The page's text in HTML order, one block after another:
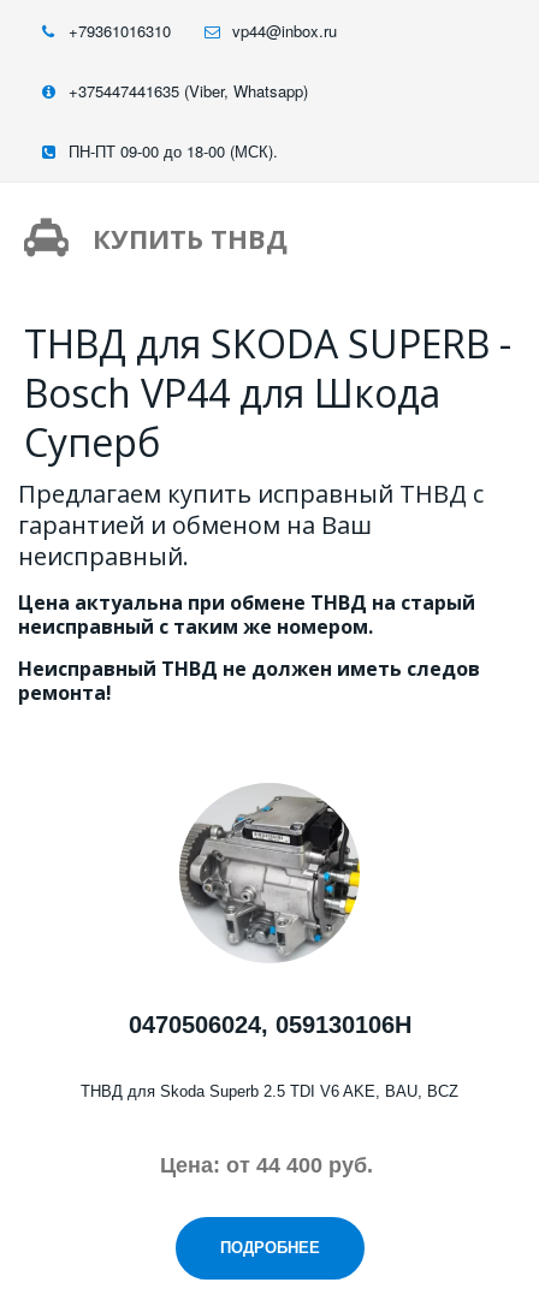
+79361016310 vp44@inbox.ru
+375447441635 (Viber, Whatsapp)
ПН-ПТ 09-00 до 18-00 (МСК).
КУПИТЬ ТНВД
ТНВД для SKODA SUPERB -
Bosch VP44 для Шкода
Суперб
Предлагаем купить исправный ТНВД с
гарантией и обменом на Ваш
неисправный.
Цена актуальна при обмене ТНВД на старый
неисправный с таким же номером.
Неисправный ТНВД не должен иметь следов
ремонта!
0470506024, 059130106H
ТНВД для Skoda Superb 2.5 TDI V6 AKE, BAU, BCZ
Цена: от 44 400 руб.
ПОДРОБНЕЕ